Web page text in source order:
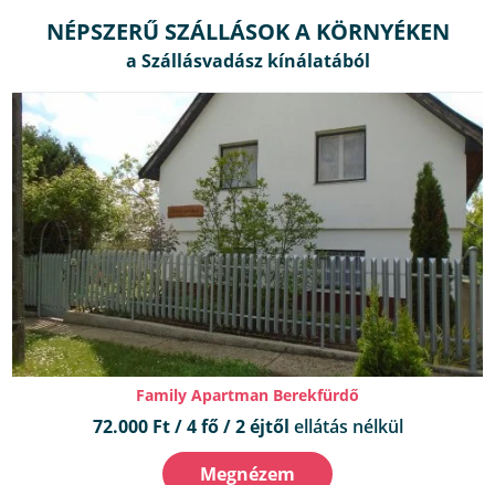
NÉPSZERŰ SZÁLLÁSOK A KÖRNYÉKEN
Family Apartman Berekfürdő
72.000 Ft / 4 fő / 2 éjtől ellátás nélkül
Megnézem